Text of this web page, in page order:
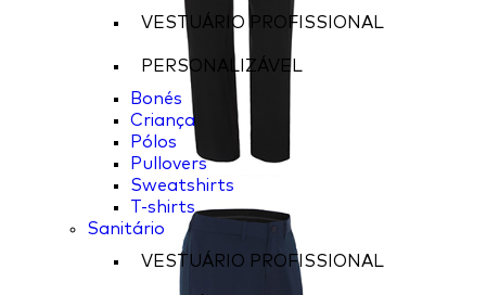
VESTUÁRIO PROFISSIONAL
PERSONALIZÁVEL
Bonés
Criança
Pólos
Pullovers
Sweatshirts
T-shirts
Sanitário
VESTUÁRIO PROFISSIONAL